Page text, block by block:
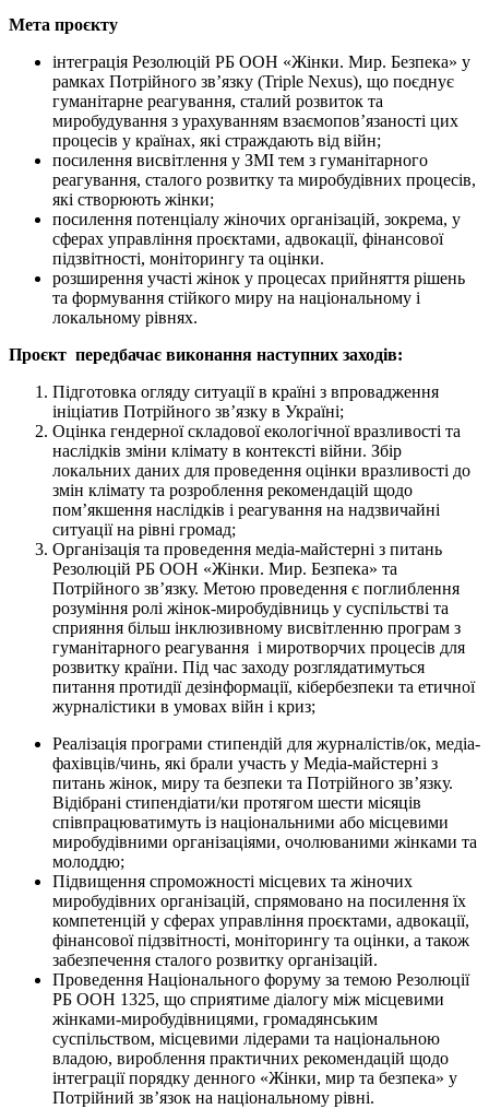
Мета проєкту
інтеграція Резолюцій РБ ООН «Жінки. Мир. Безпека» у
рамках Потрійного зв’язку (Triple Nexus), що поєднує
гуманітарне реагування, сталий розвиток та
миробудування з урахуванням взаємопов’язаності цих
процесів у країнах, які страждають від війн;
посилення висвітлення у ЗМІ тем з гуманітарного
реагування, сталого розвитку та миробудівних процесів,
які створюють жінки;
посилення потенціалу жіночих організацій, зокрема, у
сферах управління проєктами, адвокації, фінансової
підзвітності, моніторингу та оцінки.
розширення участі жінок у процесах прийняття рішень
та формування стійкого миру на національному і
локальному рівнях.
Проєкт передбачає виконання наступних заходів:
Підготовка огляду ситуації в країні з впровадження
ініціатив Потрійного зв’язку в Україні;
Оцінка гендерної складової екологічної вразливості та
наслідків зміни клімату в контексті війни. Збір
локальних даних для проведення оцінки вразливості до
змін клімату та розроблення рекомендацій щодо
пом’якшення наслідків і реагування на надзвичайні
ситуації на рівні громад;
Організація та проведення медіа-майстерні з питань
Резолюцій РБ ООН «Жінки. Мир. Безпека» та
Потрійного зв’язку. Метою проведення є поглиблення
розуміння ролі жінок-миробудівниць у суспільстві та
сприяння більш інклюзивному висвітленню програм з
гуманітарного реагування і миротворчих процесів для
розвитку країни. Під час заходу розглядатимуться
питання протидії дезінформації, кібербезпеки та етичної
журналістики в умовах війн і криз;
Реалізація програми стипендій для журналістів/ок, медіа-
фахівців/чинь, які брали участь у Медіа-майстерні з
питань жінок, миру та безпеки та Потрійного зв’язку.
Відібрані стипендіати/ки протягом шести місяців
співпрацюватимуть із національними або місцевими
миробудівними організаціями, очолюваними жінками та
молоддю;
Підвищення спроможності місцевих та жіночих
миробудівних організацій, спрямовано на посилення їх
компетенцій у сферах управління проєктами, адвокації,
фінансової підзвітності, моніторингу та оцінки, а також
забезпечення сталого розвитку організацій.
Проведення Національного форуму за темою Резолюції
РБ ООН 1325, що сприятиме діалогу між місцевими
жінками-миробудівницями, громадянським
суспільством, місцевими лідерами та національною
владою, вироблення практичних рекомендацій щодо
інтеграції порядку денного «Жінки, мир та безпека» у
Потрійний зв’язок на національному рівні.